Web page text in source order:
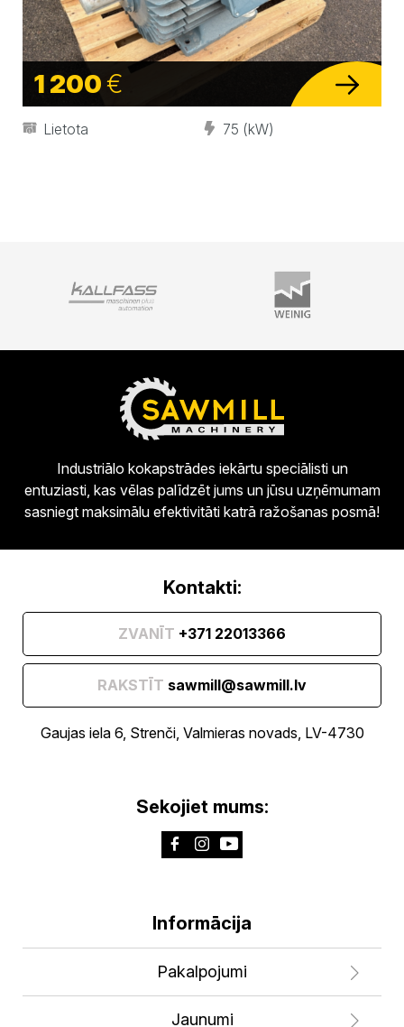
1 200€
Lietota 75 (kW)
Industriālo kokapstrādes iekārtu speciālisti un
entuziasti, kas vēlas palīdzēt jums un jūsu uzņēmumam
sasniegt maksimālu efektivitāti katrā ražošanas posmā!
Kontakti:
ZVANĪT +371 22013366
RAKSTĪT sawmill@sawmill.lv
Gaujas iela 6, Strenči, Valmieras novads, LV-4730
Sekojiet mums:
Informācija
Pakalpojumi
Jaunumi